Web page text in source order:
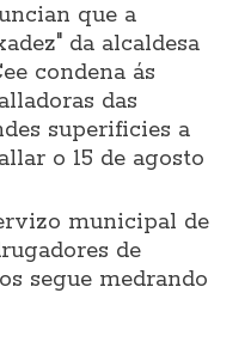
que a
da alcaldesa
condena ás
das
superificies a
o 15 de agosto
municipal de
de
segue medrando